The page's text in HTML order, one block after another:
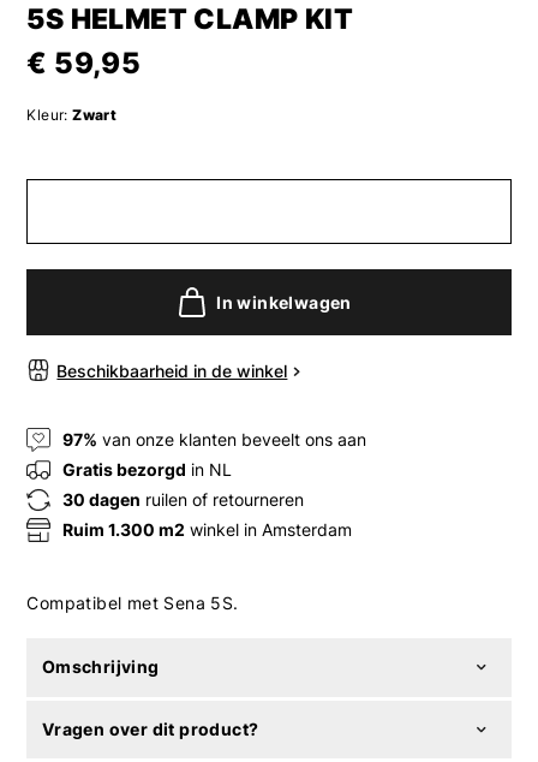
5S HELMET CLAMP KIT
€ 59,95
Kleur: Zwart
In winkelwagen
Beschikbaarheid in de winkel
97% van onze klanten beveelt ons aan
Gratis bezorgd in NL
30 dagen ruilen of retourneren
Ruim 1.300 m2 winkel in Amsterdam
Compatibel met Sena 5S.
Omschrijving
Vragen over dit product?